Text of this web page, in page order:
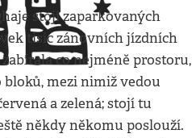
stojí zaparkovaných
tisíc zánovních jízdních
co nejméně prostoru,
bloků, mezi nimiž vedou
a zelená; stojí tu
někdy někomu poslouží.